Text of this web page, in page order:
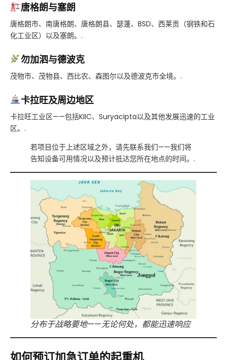
唐格朗与塞朗
唐格朗市、南唐格朗、唐格朗县、瑟蓬、BSD、西莱贡（钢铁和石
化工业区）以及塞朗。.
勿加泗与德波克
茂物市、茂物县、西比农、森图尔以及德波克市全境。.
卡拉旺及周边地区
卡拉旺工业区——包括KIIC、Suryacipta以及其他发展迅速的工业
区。.
若项目位于上述区域之外，请先联系我们——我们将
告知设备可用情况以及预计抵达您所在地点的时间。.
分布于战略要地——无论何处，都能迅速响应